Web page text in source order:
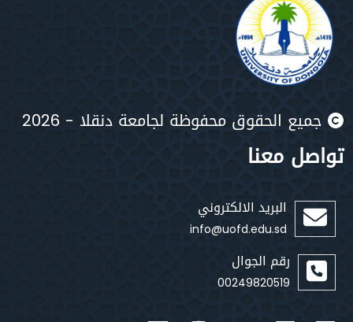
جميع الحقوق محفوظة لجامعة دنقلا - 2026
تواصل معنا
البريد الالكتروني
info@uofd.edu.sd
رقم الجوال
00249820519